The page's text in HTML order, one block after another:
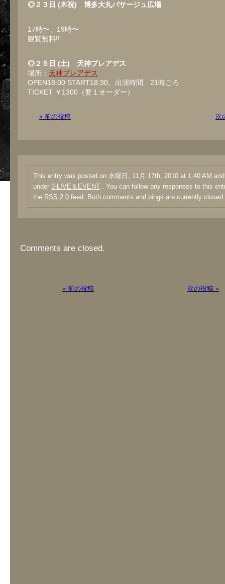
◎２３日 (木祝) 博多大丸パサージュ広場
17時〜、19時〜
観覧無料!!
◎２５日 (土) 天神プレアデス
場所： 天神プレアデス
OPEN18:00 START18:30、出演時間 21時ごろ
TICKET ￥1300（要１オーダー）
« 前の投稿 次
This entry was posted on 水曜日, 11月 17th, 2010 at 1:40 AM
under 3-LIVE＆EVENT . You can follow any responses to this
the RSS 2.0 feed. Both comments and pings are currently closed.
Comments are closed.
« 前の投稿 次の投稿 »